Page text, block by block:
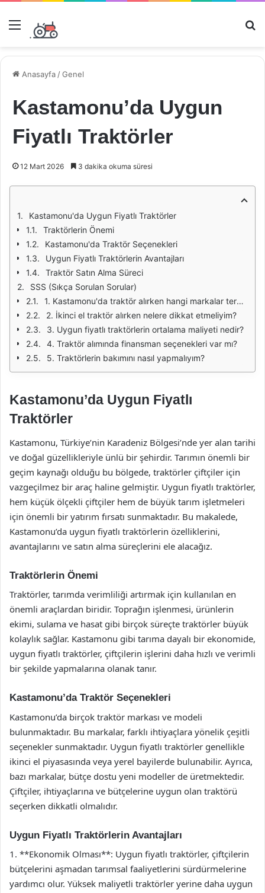
Menü
Anasayfa /Genel
Kastamonu’da Uygun
Fiyatlı Traktörler
12 Mart 2026 3 dakika okuma süresi
Kastamonu'da Uygun Fiyatlı Traktörler
Traktörlerin Önemi
Kastamonu'da Traktör Seçenekleri
Uygun Fiyatlı Traktörlerin Avantajları
Traktör Satın Alma Süreci
SSS (Sıkça Sorulan Sorular)
1. Kastamonu'da traktör alırken hangi markalar tercih edilmeli?
2. İkinci el traktör alırken nelere dikkat etmeliyim?
3. Uygun fiyatlı traktörlerin ortalama maliyeti nedir?
4. Traktör alımında finansman seçenekleri var mı?
5. Traktörlerin bakımını nasıl yapmalıyım?
Kastamonu’da Uygun Fiyatlı
Traktörler
Kastamonu, Türkiye’nin Karadeniz Bölgesi’nde yer alan tarihi
ve doğal güzellikleriyle ünlü bir şehirdir. Tarımın önemli bir
geçim kaynağı olduğu bu bölgede, traktörler çiftçiler için
vazgeçilmez bir araç haline gelmiştir. Uygun fiyatlı traktörler,
hem küçük ölçekli çiftçiler hem de büyük tarım işletmeleri
için önemli bir yatırım fırsatı sunmaktadır. Bu makalede,
Kastamonu’da uygun fiyatlı traktörlerin özelliklerini,
avantajlarını ve satın alma süreçlerini ele alacağız.
Traktörlerin Önemi
Traktörler, tarımda verimliliği artırmak için kullanılan en
önemli araçlardan biridir. Toprağın işlenmesi, ürünlerin
ekimi, sulama ve hasat gibi birçok süreçte traktörler büyük
kolaylık sağlar. Kastamonu gibi tarıma dayalı bir ekonomide,
uygun fiyatlı traktörler, çiftçilerin işlerini daha hızlı ve verimli
bir şekilde yapmalarına olanak tanır.
Kastamonu’da Traktör Seçenekleri
Kastamonu’da birçok traktör markası ve modeli
bulunmaktadır. Bu markalar, farklı ihtiyaçlara yönelik çeşitli
seçenekler sunmaktadır. Uygun fiyatlı traktörler genellikle
ikinci el piyasasında veya yerel bayilerde bulunabilir. Ayrıca,
bazı markalar, bütçe dostu yeni modeller de üretmektedir.
Çiftçiler, ihtiyaçlarına ve bütçelerine uygun olan traktörü
seçerken dikkatli olmalıdır.
Uygun Fiyatlı Traktörlerin Avantajları
1. **Ekonomik Olması**: Uygun fiyatlı traktörler, çiftçilerin
bütçelerini aşmadan tarımsal faaliyetlerini sürdürmelerine
yardımcı olur. Yüksek maliyetli traktörler yerine daha uygun